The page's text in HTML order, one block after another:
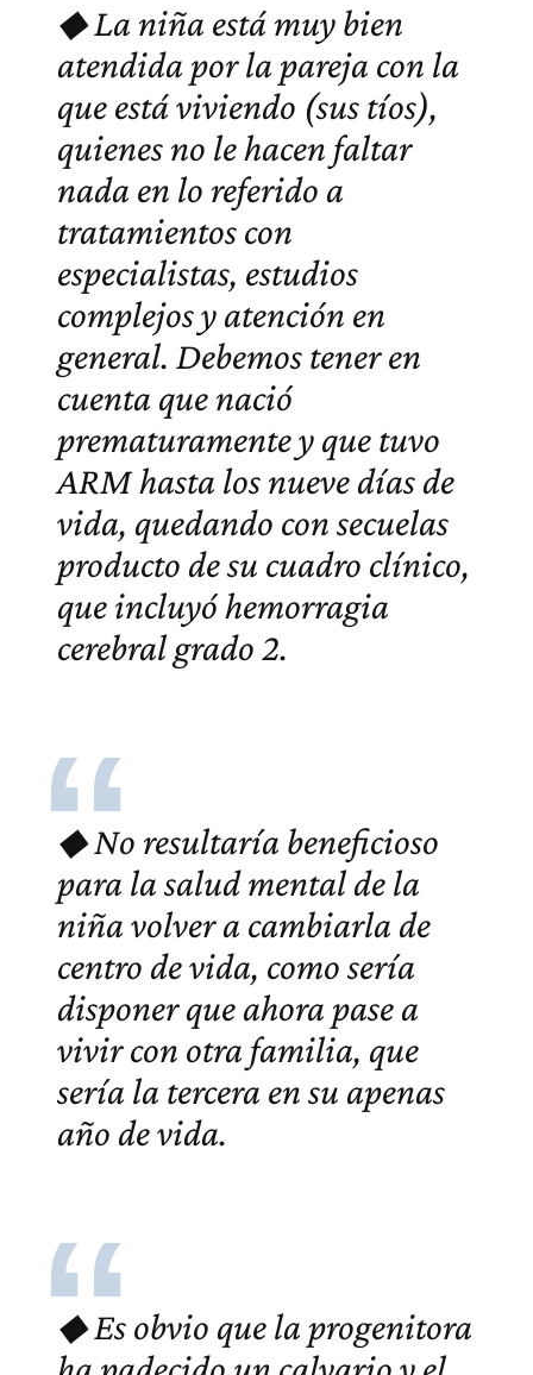
◆ La niña está muy bien
atendida por la pareja con la
que está viviendo (sus tíos),
quienes no le hacen faltar
nada en lo referido a
tratamientos con
especialistas, estudios
complejos y atención en
general. Debemos tener en
cuenta que nació
prematuramente y que tuvo
ARM hasta los nueve días de
vida, quedando con secuelas
producto de su cuadro clínico,
que incluyó hemorragia
cerebral grado 2.
◆ No resultaría beneficioso
para la salud mental de la
niña volver a cambiarla de
centro de vida, como sería
disponer que ahora pase a
vivir con otra familia, que
sería la tercera en su apenas
año de vida.
◆ Es obvio que la progenitora